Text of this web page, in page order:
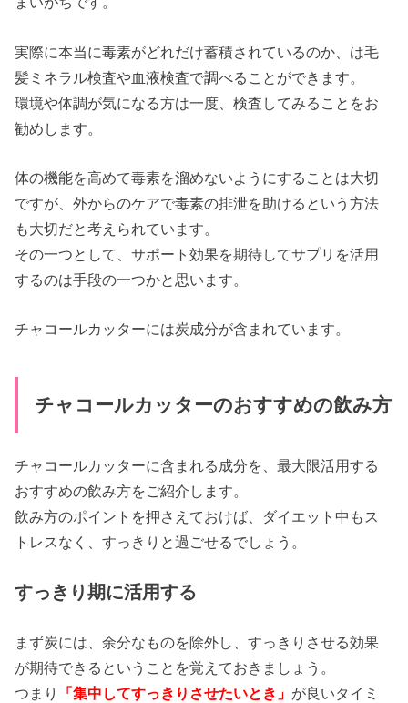
実際に本当に毒素がどれだけ蓄積されているのか、は毛
髪ミネラル検査や血液検査で調べることができます。
環境や体調が気になる方は一度、検査してみることをお
勧めします。
体の機能を高めて毒素を溜めないようにすることは大切
ですが、外からのケアで毒素の排泄を助けるという方法
も大切だと考えられています。
その一つとして、サポート効果を期待してサプリを活用
するのは手段の一つかと思います。
チャコールカッターには炭成分が含まれています。
チャコールカッターのおすすめの飲み方
チャコールカッターに含まれる成分を、最大限活用する
おすすめの飲み方をご紹介します。
飲み方のポイントを押さえておけば、ダイエット中もス
トレスなく、すっきりと過ごせるでしょう。
すっきり期に活用する
まず炭には、余分なものを除外し、すっきりさせる効果
が期待できるということを覚えておきましょう。
つまり
「集中してすっきりさせたいとき」 が良いタイミ